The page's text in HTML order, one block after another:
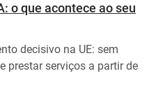
o que acontece ao seu
decisivo na UE: sem
prestar serviços a partir de